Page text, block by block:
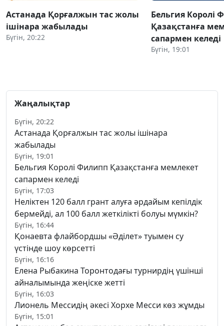
Астанада Қорғалжын тас жолы
ішінара жабылады
Бүгін, 20:22
Бельгия Королі
Қазақстанға
сапармен келеді
Бүгін, 19:01
Жаңалықтар
Бүгін, 20:22
Астанада Қорғалжын тас жолы ішінара
жабылады
Бүгін, 19:01
Бельгия Королі Филипп Қазақстанға мемлекет
сапармен келеді
Бүгін, 17:03
Неліктен 120 балл грант алуға әрдайым кепілдік
бермейді, ал 100 балл жеткілікті болуы мүмкін?
Бүгін, 16:44
Қонаевта флайбордшы «Әділет» туымен су
үстінде шоу көрсетті
Бүгін, 16:16
Елена Рыбакина Торонтодағы турнирдің үшінші
айналымында жеңіске жетті
Бүгін, 16:03
Лионель Мессидің әкесі Хорхе Месси көз жұмды
Бүгін, 15:01